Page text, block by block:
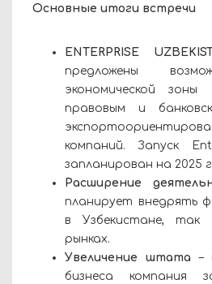
Основные итоги встречи
ENTERPRISE
предложены
экономической
правовым и
компаний. Запуск
запланирован на 2025
Расширение
планирует внедрять
в Узбекистане, так
рынках.
Увеличение штата –
бизнеса компания